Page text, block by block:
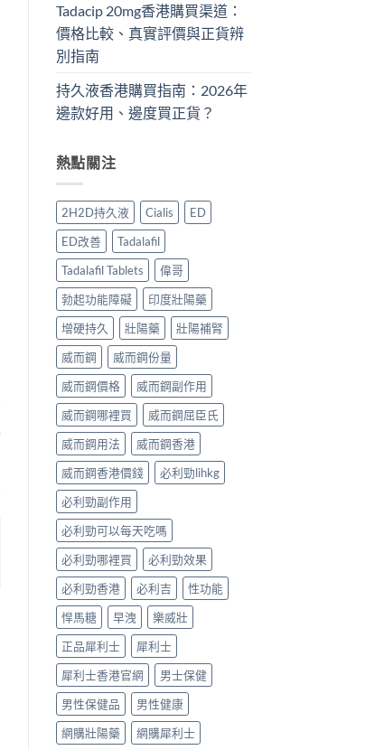
Tadacip 20mg香港購買渠道：
價格比較、真實評價與正貨辨
別指南
持久液香港購買指南：2026年
邊款好用、邊度買正貨？
熱點關注
2H2D持久液 Cialis
ED
ED改善
Tadalafil
Tadalafil Tablets
偉哥
勃起功能障礙
印度壯陽藥
增硬持久
壯陽藥
壯陽補腎
威而鋼
威而鋼份量
威而鋼價格
威而鋼副作用
威而鋼哪裡買
威而鋼屈臣氏
威而鋼用法
威而鋼香港
威而鋼香港價錢
必利勁lihkg
必利勁副作用
必利勁可以每天吃嗎
必利勁哪裡買
必利勁效果
必利勁香港
必利吉
性功能
悍馬糖
早洩
樂威壯
正品犀利士
犀利士
犀利士香港官網
男士保健
男性保健品
男性健康
網購壯陽藥
網購犀利士